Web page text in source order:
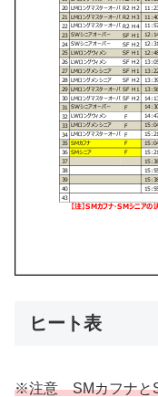
ヒート表
※注意 SMカフナと